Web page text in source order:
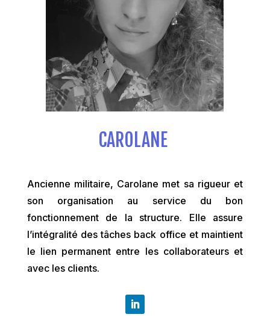
CAROLANE
Ancienne militaire, Carolane met sa rigueur et
son organisation au service du bon
fonctionnement de la structure. Elle assure
l’intégralité des tâches back office et maintient
le lien permanent entre les collaborateurs et
avec les clients.